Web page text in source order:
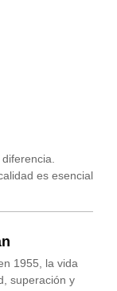
es esencial
1955, la vida
superación y